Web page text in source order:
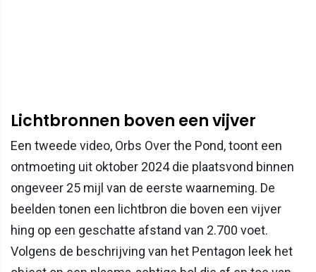
Lichtbronnen boven een vijver
Een tweede video, Orbs Over the Pond, toont een
ontmoeting uit oktober 2024 die plaatsvond binnen
ongeveer 25 mijl van de eerste waarneming. De
beelden tonen een lichtbron die boven een vijver
hing op een geschatte afstand van 2.700 voet.
Volgens de beschrijving van het Pentagon leek het